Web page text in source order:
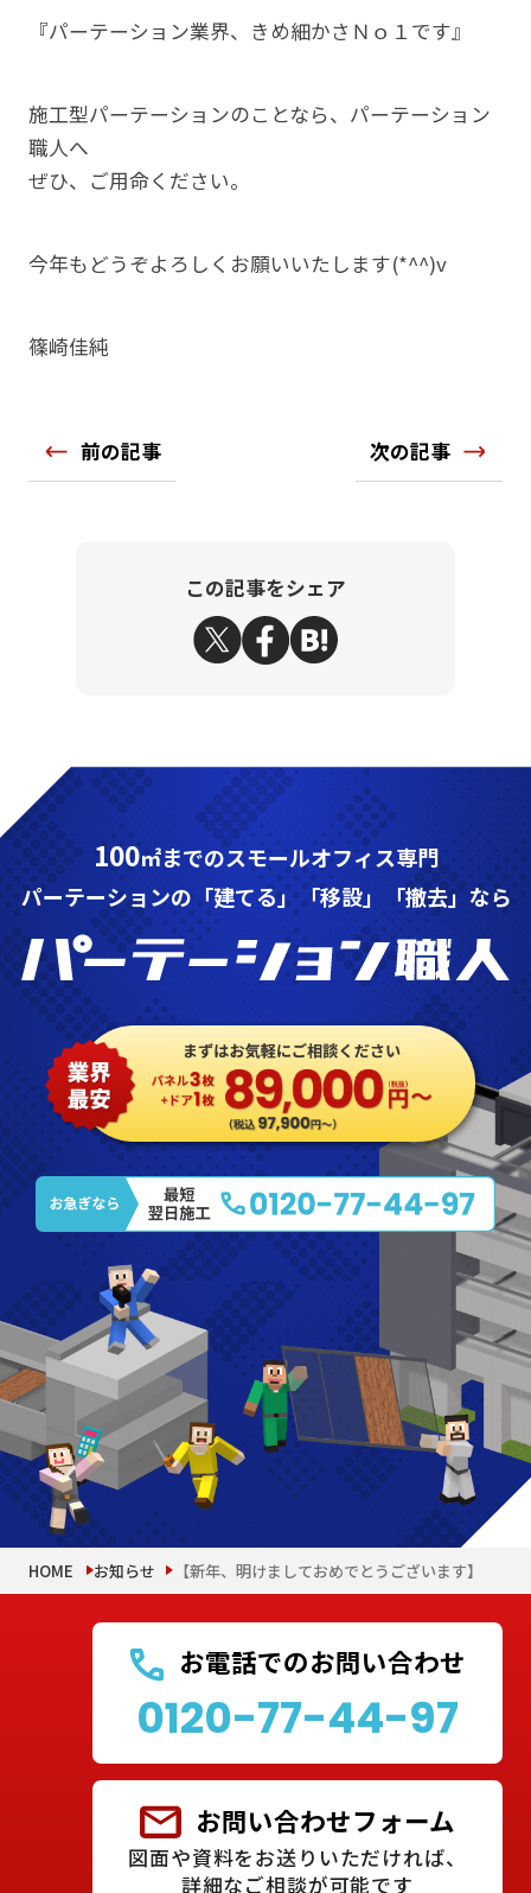
『パーテーション業界、きめ細かさＮｏ１です』
施工型パーテーションのことなら、パーテーション
職人へ
ぜひ、ご用命ください。
今年もどうぞよろしくお願いいたします(*^^)v
篠崎佳純
前の記事 次の記事
この記事をシェア
100㎡までのスモールオフィス専門
パーテーションの「建てる」「移設」「撤去」なら
HOME お知らせ 【新年、明けましておめでとうございます】
お電話でのお問い合わせ
0120-77-44-97
お問い合わせフォーム
図面や資料をお送りいただければ、
詳細なご相談が可能です